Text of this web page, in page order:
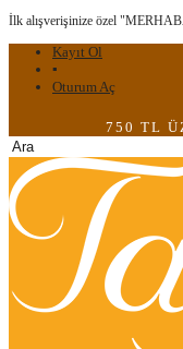
İlk alışverişinize özel
Kayıt Ol
▪
Oturum Aç
750 TL